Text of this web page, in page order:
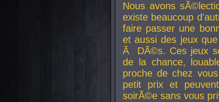
Nous avons
existe beaucoup
faire passer une
et aussi des jeux
Ã DÃ©s. Ces jeux
de la chance,
proche de chez
petit prix et
soirÃ©e sans vous